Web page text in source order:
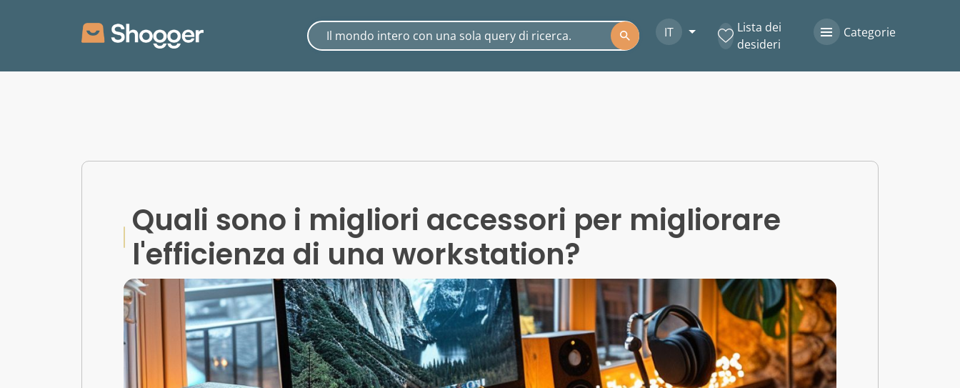
IT
Lista dei
desideri
Categorie
Quali sono i migliori accessori per migliorare
l'efficienza di una workstation?